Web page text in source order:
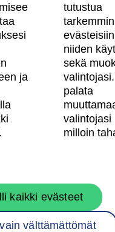
ja
tutustua
tarkemmin
niiden
sekä
palata
valintojasi
milloin
välttämättömät
kaikki evästeet